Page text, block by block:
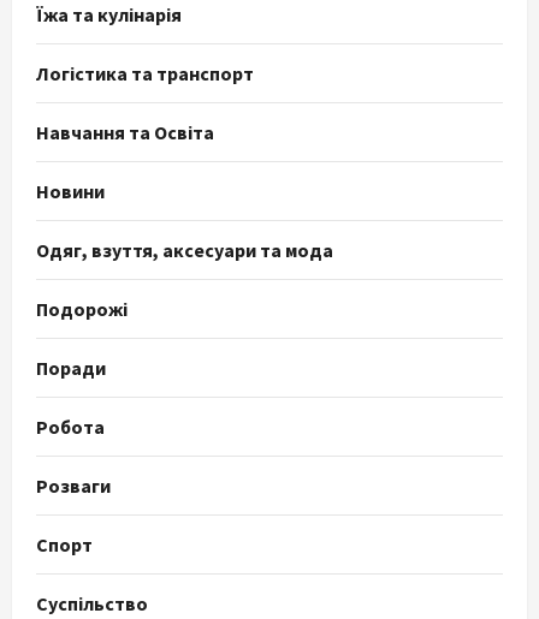
Їжа та кулінарія
Логістика та транспорт
Навчання та Освіта
Новини
Одяг, взуття, аксесуари та мода
Подорожі
Поради
Робота
Розваги
Спорт
Суспільство